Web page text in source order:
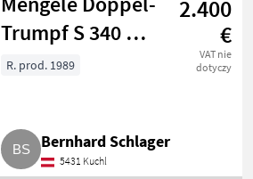
Trumpf S 340 VR
Miststreuer
2.400
€
VAT nie
dotyczy
R. prod. 1989
Bernhard Schlager
5431 Kuchl